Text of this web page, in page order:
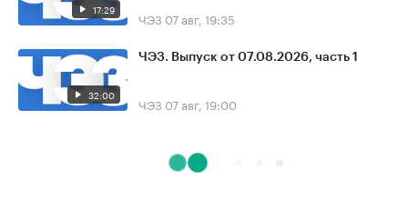
17:29 ЧЭЗ 07 авг, 19:35
32:00
ЧЭЗ. Выпуск от 07.08.2026, часть 1
ЧЭЗ 07 авг, 19:00